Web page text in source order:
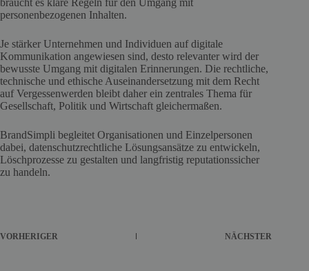
braucht es klare Regeln für den Umgang mit
personenbezogenen Inhalten.
Je stärker Unternehmen und Individuen auf digitale
Kommunikation angewiesen sind, desto relevanter wird der
bewusste Umgang mit digitalen Erinnerungen. Die rechtliche,
technische und ethische Auseinandersetzung mit dem Recht
auf Vergessenwerden bleibt daher ein zentrales Thema für
Gesellschaft, Politik und Wirtschaft gleichermaßen.
BrandSimpli begleitet Organisationen und Einzelpersonen
dabei, datenschutzrechtliche Lösungsansätze zu entwickeln,
Löschprozesse zu gestalten und langfristig reputationssicher
zu handeln.
VORHERIGER NÄCHSTER